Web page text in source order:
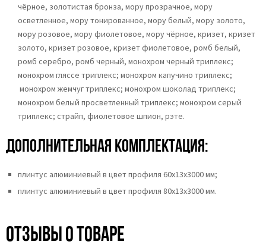
чёрное, золотистая бронза, мору прозрачное, мору
осветленное, мору тонированное, мору белый, мору золото,
мору розовое, мору фиолетовое, мору чёрное, кризет, кризет
золото, кризет розовое, кризет фиолетовое, ромб белый,
ромб серебро, ромб черный, монохром черный триплекс;
монохром гляссе триплекс; монохром капучино триплекс;
монохром жемчуг триплекс; монохром шоколад триплекс;
монохром белый просветленный триплекс; монохром серый
триплекс; страйп, фиолетовое шпион, рэте.
Дополнительная комплектация:
плинтус алюминиевый в цвет профиля 60х13х3000 мм;
плинтус алюминиевый в цвет профиля 80х13х3000 мм.
Отзывы о товаре